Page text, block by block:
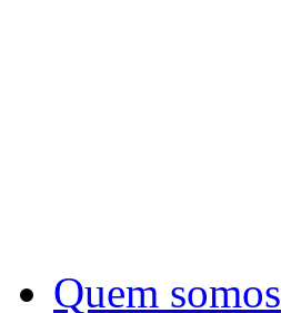
Quem somos